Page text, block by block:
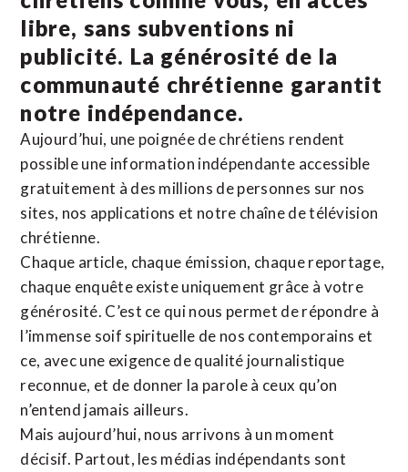
libre, sans subventions ni
publicité. La générosité de la
communauté chrétienne garantit
notre indépendance.
Aujourd’hui, une poignée de chrétiens rendent
possible une information indépendante accessible
gratuitement à des millions de personnes sur nos
sites, nos applications et notre chaîne de télévision
chrétienne.
Chaque article, chaque émission, chaque reportage,
chaque enquête existe uniquement grâce à votre
générosité. C’est ce qui nous permet de répondre à
l’immense soif spirituelle de nos contemporains et
ce, avec une exigence de qualité journalistique
reconnue, et de donner la parole à ceux qu’on
n’entend jamais ailleurs.
Mais aujourd’hui, nous arrivons à un moment
décisif. Partout, les médias indépendants sont